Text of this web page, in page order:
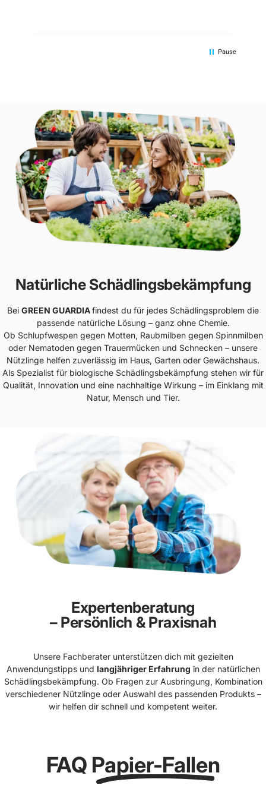
Pause
Natürliche Schädlingsbekämpfung
Bei GREEN GUARDIAfindest du für jedes Schädlingsproblem die
passende natürliche Lösung – ganz ohne Chemie.
Ob Schlupfwespen gegen Motten, Raubmilben gegen Spinnmilben
oder Nematoden gegen Trauermücken und Schnecken – unsere
Nützlinge helfen zuverlässig im Haus, Garten oder Gewächshaus.
Als Spezialist für biologische Schädlingsbekämpfung stehen wir für
Qualität, Innovation und eine nachhaltige Wirkung – im Einklang mit
Natur, Mensch und Tier.
Expertenberatung
– Persönlich & Praxisnah
Unsere Fachberater unterstützen dich mit gezielten
Anwendungstipps und langjähriger Erfahrung in der natürlichen
Schädlingsbekämpfung. Ob Fragen zur Ausbringung, Kombination
verschiedener Nützlinge oder Auswahl des passenden Produkts –
wir helfen dir schnell und kompetent weiter.
FAQ Papier-Fallen